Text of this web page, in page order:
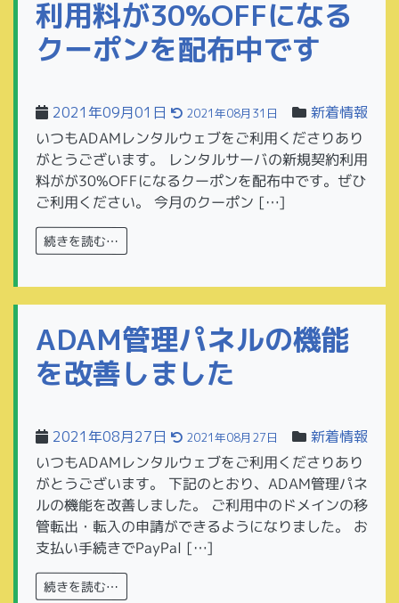
利用料が30%OFFになる
クーポンを配布中です
2021年09月01日 2021年08月31日 新着情報
いつもADAMレンタルウェブをご利用くださりあり
がとうございます。 レンタルサーバの新規契約利用
料がが30%OFFになるクーポンを配布中です。ぜひ
ご利用ください。 今月のクーポン […]
続きを読む…
ADAM管理パネルの機能
を改善しました
2021年08月27日 2021年08月27日 新着情報
いつもADAMレンタルウェブをご利用くださりあり
がとうございます。 下記のとおり、ADAM管理パネ
ルの機能を改善しました。 ご利用中のドメインの移
管転出・転入の申請ができるようになりました。 お
支払い手続きでPayPal […]
続きを読む…